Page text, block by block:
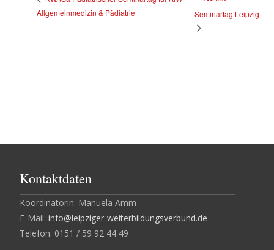
Allgemeinmedizin & Pädiatrie
Seminartag Leipzig
Kontaktdaten
Koordinatorin: Manuela Amm
E-Mail: info@leipziger-weiterbildungsverbund.de
Telefon: 0151 / 59 92 44 49